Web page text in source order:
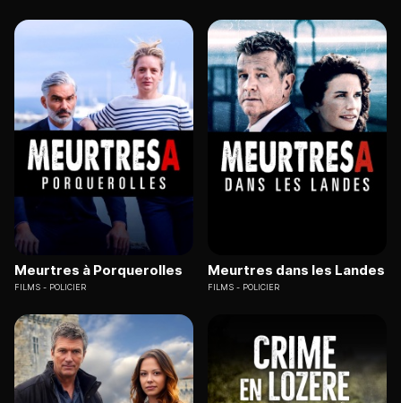
Meurtres à Porquerolles
FILMS POLICIER
Meurtres dans les Landes
FILMS POLICIER